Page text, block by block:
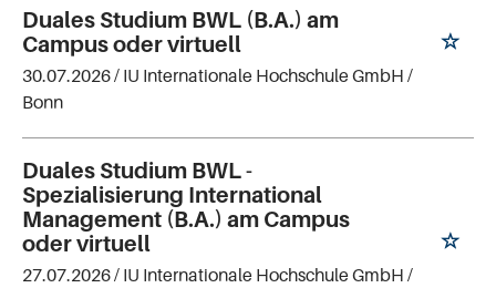
Duales Studium BWL (B.A.) am
Campus oder virtuell
30.07.2026 / IU Internationale Hochschule GmbH /
Bonn
Duales Studium BWL -
Spezialisierung International
Management (B.A.) am Campus
oder virtuell
27.07.2026 / IU Internationale Hochschule GmbH /